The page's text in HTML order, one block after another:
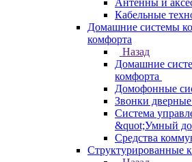
Антенны и
Кабельные
Домашние системы
комфорта
Назад
Домашние
комфорта
Домофонные
Звонки
Система
&quot;Умный
Средства
Структурированные